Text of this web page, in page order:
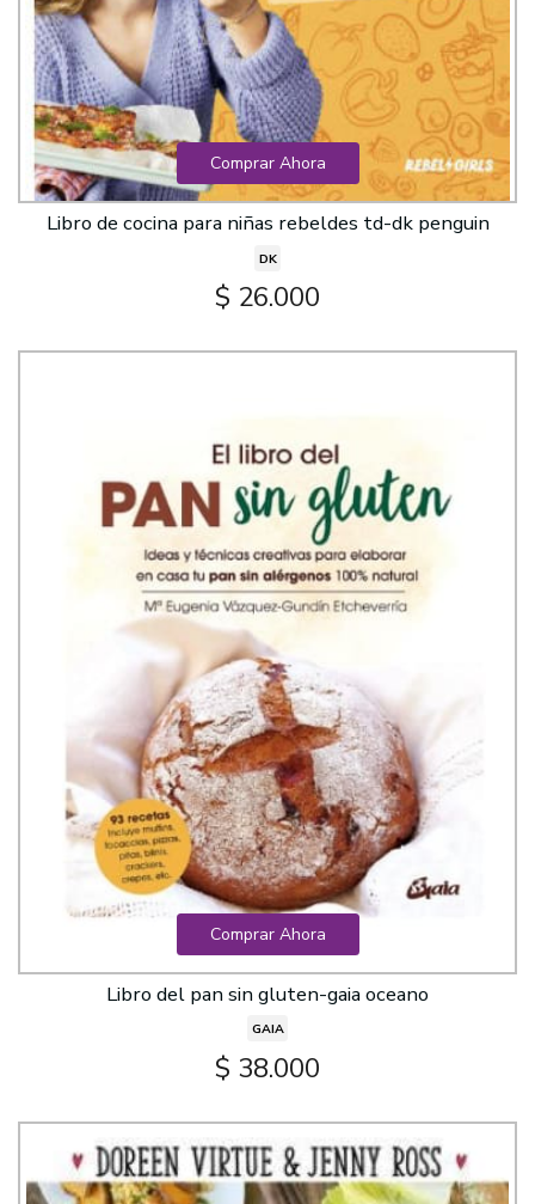
Comprar Ahora
Libro de cocina para niñas rebeldes td-dk penguin
DK
$ 26.000
Comprar Ahora
Libro del pan sin gluten-gaia oceano
GAIA
$ 38.000